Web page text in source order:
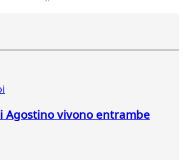
Agostino vivono entrambe